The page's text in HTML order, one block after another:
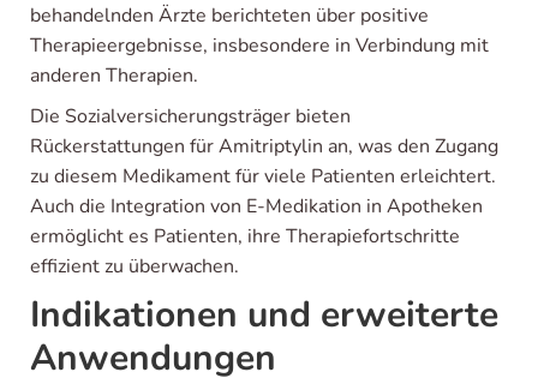
behandelnden Ärzte berichteten über positive
Therapieergebnisse, insbesondere in Verbindung mit
anderen Therapien.
Die Sozialversicherungsträger bieten
Rückerstattungen für Amitriptylin an, was den Zugang
zu diesem Medikament für viele Patienten erleichtert.
Auch die Integration von E-Medikation in Apotheken
ermöglicht es Patienten, ihre Therapiefortschritte
effizient zu überwachen.
Indikationen und erweiterte
Anwendungen